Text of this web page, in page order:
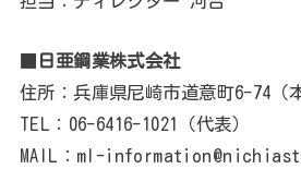
日亜鋼業株式会社
住所：兵庫県尼崎市道意町6-74（
TEL：06-6416-1021（代表）
MAIL：ml-